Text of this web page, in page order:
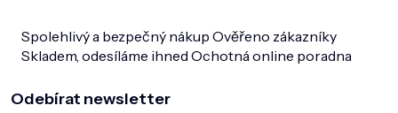
Spolehlivý a bezpečný nákup Ověřeno zákazníky
Skladem, odesíláme ihned Ochotná online poradna
Odebírat newsletter